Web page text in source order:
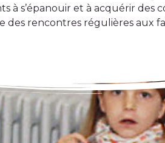
s’épanouir et à acquérir des
des rencontres régulières aux